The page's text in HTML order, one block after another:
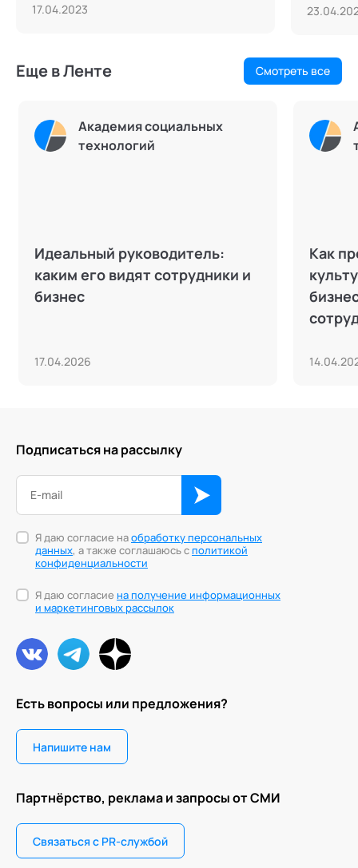
17.04.2023
Еще в Ленте Смотреть все
Академия социальных
технологий
Идеальный руководитель:
каким его видят сотрудники и
бизнес
17.04.2026
Как
Есть вопросы или предложения?
Напишите нам
Партнёрство, реклама и запросы от СМИ
Связаться с PR-службой
Подписаться на рассылку
Я даю согласие наобработку персональных
данных, а также соглашаюсь сполитикой
конфиденциальности
Я даю согласие на получение информационных
и маркетинговых рассылок